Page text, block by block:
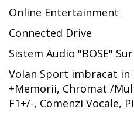
Online Entertainment
Connected Drive
Sistem Audio "BOSE"
Volan Sport imbracat in
+Memorii, Chromat /
F1+/-, Comenzi Vocale,